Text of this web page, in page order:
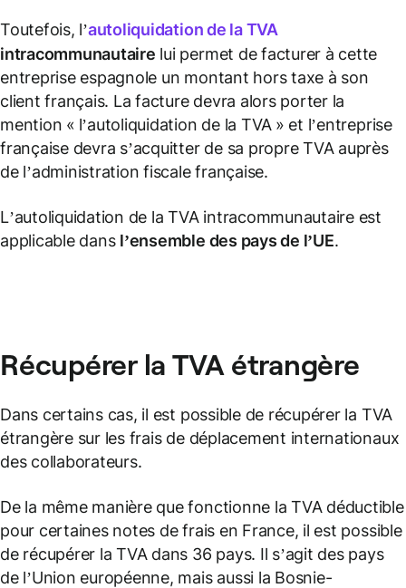
Toutefois, l’autoliquidationde la TVA
intracommunautaire lui permet de facturer à cette
entreprise espagnole un montant hors taxe à son
client français. La facture devra alors porter la
mention « l’autoliquidation de la TVA » et l’entreprise
française devra s’acquitter de sa propre TVA auprès
de l’administration fiscale française.
L’autoliquidation de la TVA intracommunautaire est
applicable dans l’ensemble des pays de l’UE.
Récupérer la TVA étrangère
Dans certains cas, il est possible de récupérer la TVA
étrangère sur les frais de déplacement internationaux
des collaborateurs.
De la même manière que fonctionne la TVA déductible
pour certaines notes de frais en France, il est possible
de récupérer la TVA dans 36 pays. Il s’agit des pays
de l’Union européenne, mais aussi la Bosnie-